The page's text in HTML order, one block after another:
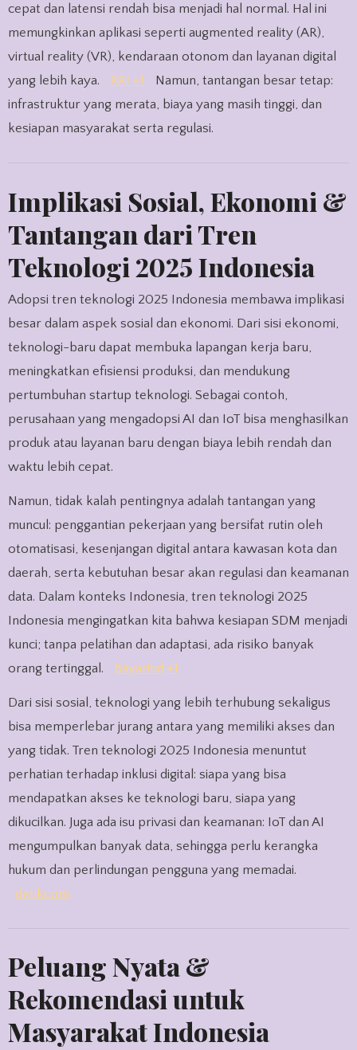
cepat dan latensi rendah bisa menjadi hal normal. Hal ini
memungkinkan aplikasi seperti augmented reality (AR),
virtual reality (VR), kendaraan otonom dan layanan digital
yang lebih kaya.
RRI +1
Namun, tantangan besar tetap:
infrastruktur yang merata, biaya yang masih tinggi, dan
kesiapan masyarakat serta regulasi.
Implikasi Sosial, Ekonomi &
Tantangan dari Tren
Teknologi 2025 Indonesia
Adopsi tren teknologi 2025 Indonesia membawa implikasi
besar dalam aspek sosial dan ekonomi. Dari sisi ekonomi,
teknologi-baru dapat membuka lapangan kerja baru,
meningkatkan efisiensi produksi, dan mendukung
pertumbuhan startup teknologi. Sebagai contoh,
perusahaan yang mengadopsi AI dan IoT bisa menghasilkan
produk atau layanan baru dengan biaya lebih rendah dan
waktu lebih cepat.
Namun, tidak kalah pentingnya adalah tantangan yang
muncul: penggantian pekerjaan yang bersifat rutin oleh
otomatisasi, kesenjangan digital antara kawasan kota dan
daerah, serta kebutuhan besar akan regulasi dan keamanan
data. Dalam konteks Indonesia, tren teknologi 2025
Indonesia mengingatkan kita bahwa kesiapan SDM menjadi
kunci; tanpa pelatihan dan adaptasi, ada risiko banyak
orang tertinggal.
Bayarind +1
Dari sisi sosial, teknologi yang lebih terhubung sekaligus
bisa memperlebar jurang antara yang memiliki akses dan
yang tidak. Tren teknologi 2025 Indonesia menuntut
perhatian terhadap inklusi digital: siapa yang bisa
mendapatkan akses ke teknologi baru, siapa yang
dikucilkan. Juga ada isu privasi dan keamanan: IoT dan AI
mengumpulkan banyak data, sehingga perlu kerangka
hukum dan perlindungan pengguna yang memadai.
detikcom
Peluang Nyata &
Rekomendasi untuk
Masyarakat Indonesia